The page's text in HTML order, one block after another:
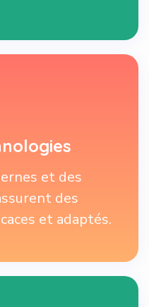
et des
des
et adaptés.